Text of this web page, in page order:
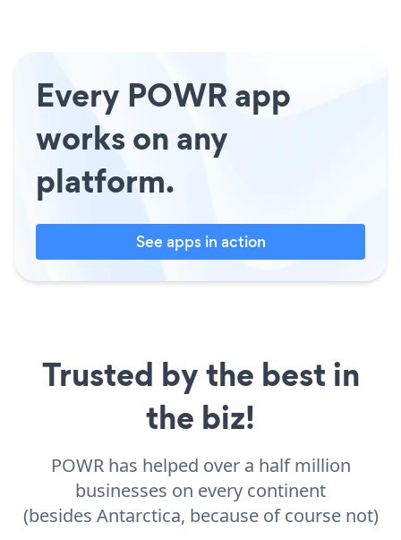
Every POWR app
works on any
platform.
See apps in action
Trusted by the best in
the biz!
POWR has helped over a half million
businesses on every continent
(besides Antarctica, because of course not)